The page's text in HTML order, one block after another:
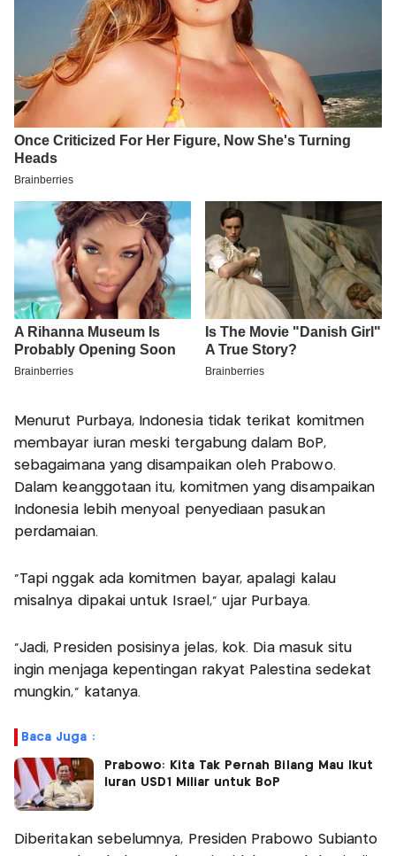
Menurut Purbaya, Indonesia tidak terikat komitmen
membayar iuran meski tergabung dalam BoP,
sebagaimana yang disampaikan oleh Prabowo.
Dalam keanggotaan itu, komitmen yang disampaikan
Indonesia lebih menyoal penyediaan pasukan
perdamaian.
“Tapi nggak ada komitmen bayar, apalagi kalau
misalnya dipakai untuk Israel,” ujar Purbaya.
“Jadi, Presiden posisinya jelas, kok. Dia masuk situ
ingin menjaga kepentingan rakyat Palestina sedekat
mungkin,” katanya.
Baca Juga :
Prabowo: Kita Tak Pernah Bilang Mau Ikut
Iuran USD1 Miliar untuk BoP
Diberitakan sebelumnya, Presiden Prabowo Subianto